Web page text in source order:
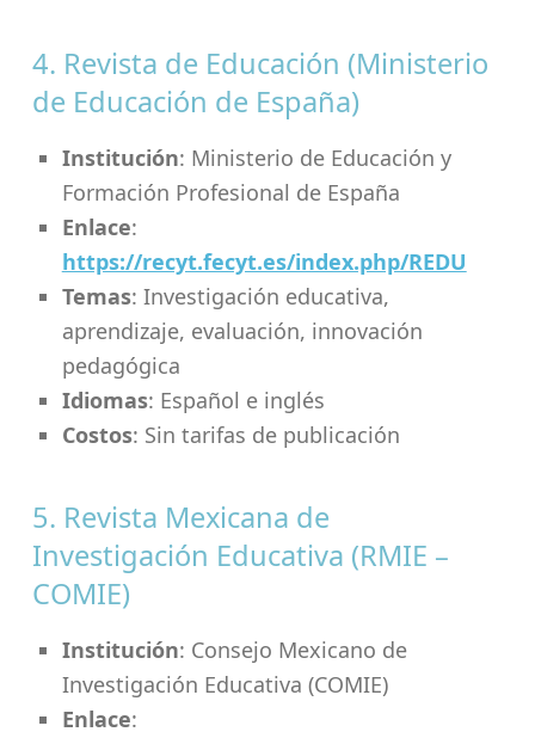
4. Revista de Educación (Ministerio
de Educación de España)
Institución: Ministerio de Educación y
Formación Profesional de España
Enlace:
https://recyt.fecyt.es/index.php/REDU
Temas: Investigación educativa,
aprendizaje, evaluación, innovación
pedagógica
Idiomas: Español e inglés
Costos: Sin tarifas de publicación
5. Revista Mexicana de
Investigación Educativa (RMIE –
COMIE)
Institución: Consejo Mexicano de
Investigación Educativa (COMIE)
Enlace: